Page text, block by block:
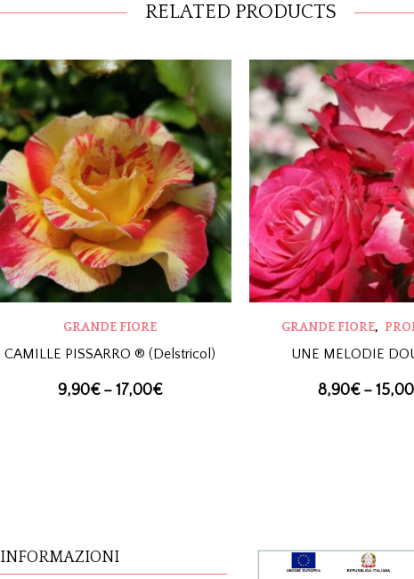
RELATED PRODUCTS
GRANDE FIORE
CAMILLE PISSARRO ® (Delstricol)
9,90€–17,00€
GRANDE FIORE,
UNE MELODIE
8,90€– 15,00
INFORMAZIONI